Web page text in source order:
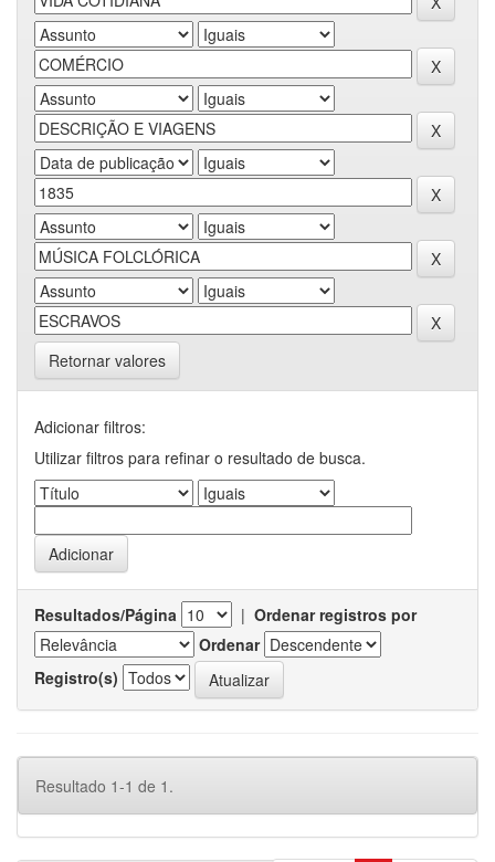
Retornar valores
Adicionar filtros:
Utilizar filtros para refinar o resultado de busca.
Resultados/Página | Ordenar registros por
Ordenar
Registro(s)
Resultado 1-1 de 1.